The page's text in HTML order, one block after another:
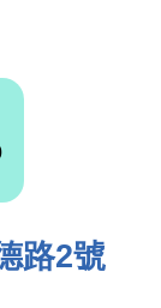
路2號